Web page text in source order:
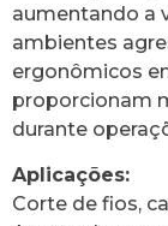
aumentando a
ambientes
ergonômicos
proporcionam
durante
Aplicações:
Corte de fios,